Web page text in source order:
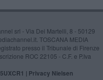
srl - Via Dei Martelli, 8 - 50129
TOSCANA MEDIA
presso il Tribunale di Firenze
ROC 22105 - C.F. e P.Iva
| Privacy Nielsen